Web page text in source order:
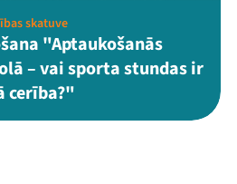
skatuve
"Aptaukošanās
– vai sporta stundas ir
cerība?"